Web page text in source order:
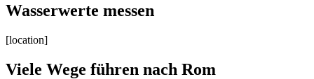
Wasserwerte messen
[location]
Viele Wege führen nach Rom